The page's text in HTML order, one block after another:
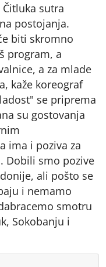
sutra
postojanja.
biti skromno
program, a
a za mlade
kaže koreograf
se priprema
su gostovanja
ima i poziva za
Dobili smo pozive
ali pošto se
i nemamo
smotru
Sokobanju i